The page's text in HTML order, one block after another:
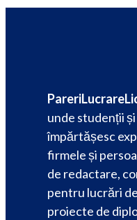
unde studenții
împărtășesc
firmele și
de redactare,
pentru lucrări
proiecte de